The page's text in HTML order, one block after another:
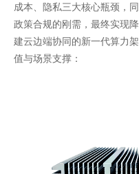
成本、隐私三大核心瓶颈，
政策合规的刚需，最终实现
建云边端协同的新一代算力
值与场景支撑：